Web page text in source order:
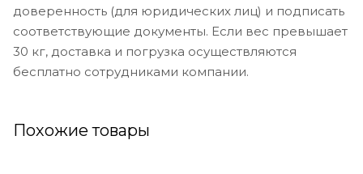
доверенность (для юридических лиц) и подписать
соответствующие документы. Если вес превышает
30 кг, доставка и погрузка осуществляются
бесплатно сотрудниками компании.
Похожие товары